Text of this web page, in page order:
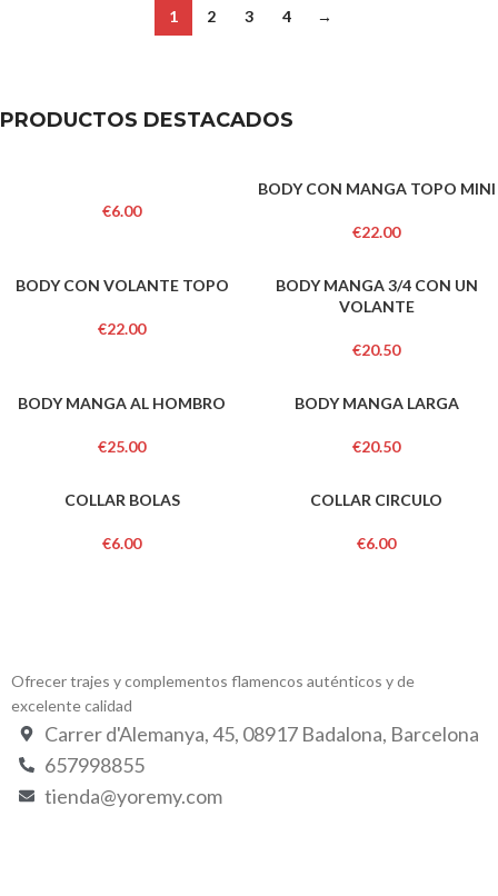
1 2 3 4 →
PRODUCTOS DESTACADOS
€6.00
BODY CON MANGA TOPO MINI
€22.00
BODY CON VOLANTE TOPO
€22.00
BODY MANGA 3/4 CON UN
VOLANTE
€20.50
BODY MANGA AL HOMBRO
€25.00
BODY MANGA LARGA
€20.50
COLLAR BOLAS
€6.00
COLLAR CIRCULO
€6.00
Ofrecer trajes y complementos flamencos auténticos y de
excelente calidad
Carrer d'Alemanya, 45, 08917 Badalona, Barcelona
657998855
tienda@yoremy.com